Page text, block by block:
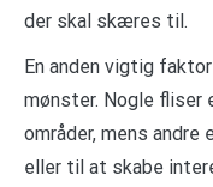
der skal skæres til.
En anden vigtig
mønster. Nogle fliser
områder, mens andre
eller til at skabe